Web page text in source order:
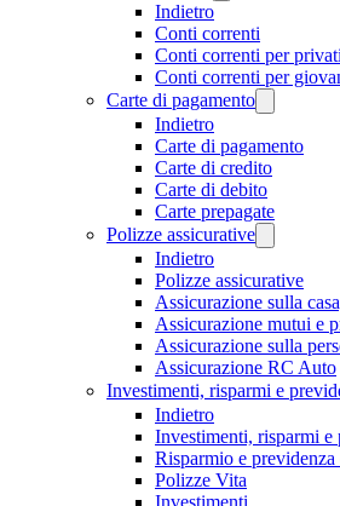
Indietro
Conti correnti
Conti correnti per privati
Conti correnti per
Carte di pagamento
Indietro
Carte di pagamento
Carte di credito
Carte di debito
Carte prepagate
Polizze assicurative
Indietro
Polizze assicurative
Assicurazione sulla
Assicurazione mutui e
Assicurazione sulla
Assicurazione RC Auto
Investimenti, risparmi e
Indietro
Investimenti, risparmi e
Risparmio e previdenza
Polizze Vita
Investimenti